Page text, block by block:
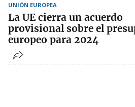
UNIÓN EUROPEA
La UE cierra un acuerdo
provisional sobre el
europeo para 2024